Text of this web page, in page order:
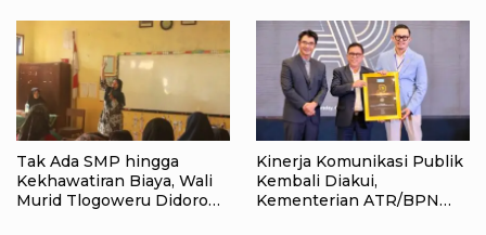
Ampat
Tak Ada SMP hingga
Kekhawatiran Biaya, Wali
Murid Tlogoweru Didorong
Kinerja Komunikasi Publik
Kembali Diakui,
Kementerian ATR/BPN